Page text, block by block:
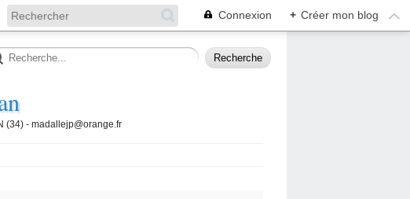
Connexion + Créer mon blog
(34) - madallejp@orange.fr